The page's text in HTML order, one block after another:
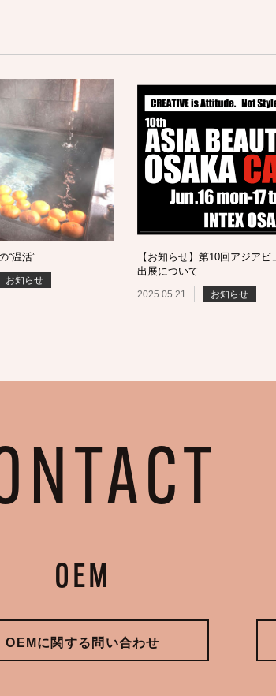
“温活”
お知らせ
【お知らせ】第10回アジア
出展について
2025.05.21 お知らせ
OEM
OEMに関する問い合わせ